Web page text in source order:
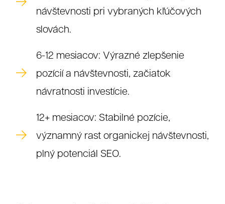
návštevnosti pri vybraných kľúčových
slovách.
6-12 mesiacov: Výrazné zlepšenie
pozícií a návštevnosti, začiatok
návratnosti investície.
12+ mesiacov: Stabilné pozície,
významný rast organickej návštevnosti,
plný potenciál SEO.